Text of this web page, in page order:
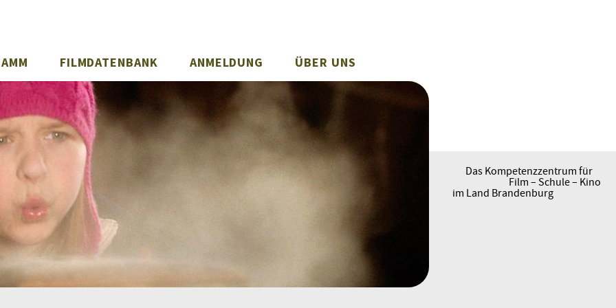
FILMDATENBANK ANMELDUNG ÜBER UNS
Das Kompetenzzentrum für
Film – Schule – Kino
im Land Brandenburg